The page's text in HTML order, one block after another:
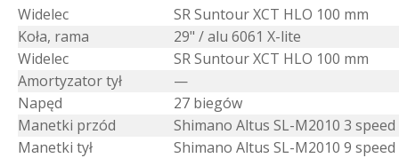
Widelec
SR Suntour XCT HLO 100 mm
Koła, rama
29" / alu 6061 X-lite
Widelec
SR Suntour XCT HLO 100 mm
Amortyzator tył
—
Napęd
27 biegów
Manetki przód
Shimano Altus SL-M2010 3 speed
Manetki tył
Shimano Altus SL-M2010 9 speed